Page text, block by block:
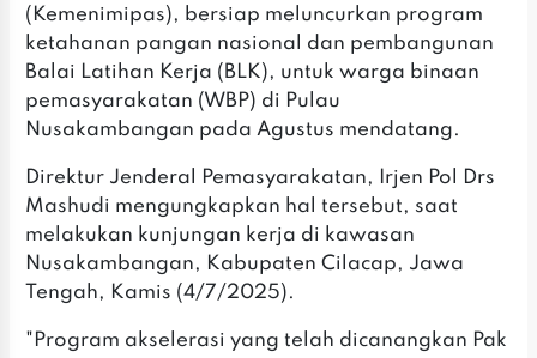
(Kemenimipas), bersiap meluncurkan program
ketahanan pangan nasional dan pembangunan
Balai Latihan Kerja (BLK), untuk warga binaan
pemasyarakatan (WBP) di Pulau
Nusakambangan pada Agustus mendatang.
Direktur Jenderal Pemasyarakatan, Irjen Pol Drs
Mashudi mengungkapkan hal tersebut, saat
melakukan kunjungan kerja di kawasan
Nusakambangan, Kabupaten Cilacap, Jawa
Tengah, Kamis (4/7/2025).
"Program akselerasi yang telah dicanangkan Pak